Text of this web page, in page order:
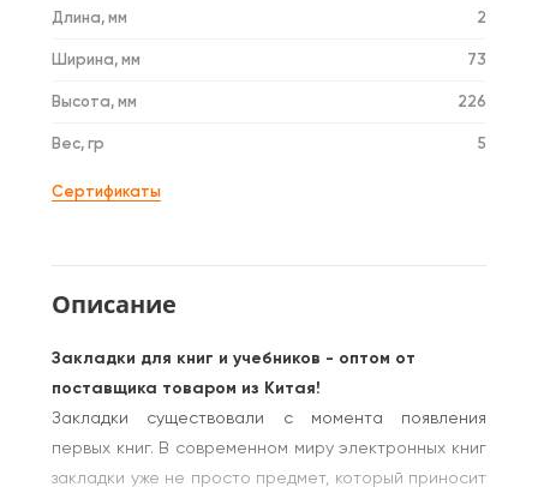
Длина, мм 2
Ширина, мм 73
Высота, мм 226
Вес, гр 5
Сертификаты
Описание
Закладки для книг и учебников - оптом от
поставщика товаром из Китая!
Закладки существовали с момента появления
первых книг. В современном миру электронных книг
закладки уже не просто предмет, который приносит